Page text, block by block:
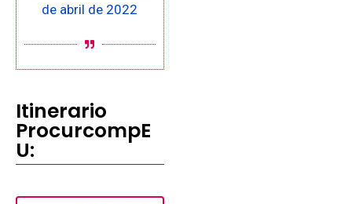
de abril de 2022
Itinerario
ProcurcompE
U: